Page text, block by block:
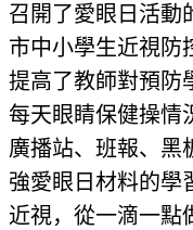
召開了愛眼日活動
市中小學生近視防
提高了教師對預防
每天眼睛保健操情
廣播站、班報、黑
強愛眼日材料的學
近視，從一滴一點